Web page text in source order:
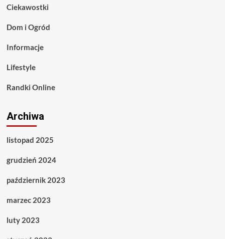
Ciekawostki
Dom i Ogród
Informacje
Lifestyle
Randki Online
Archiwa
listopad 2025
grudzień 2024
październik 2023
marzec 2023
luty 2023